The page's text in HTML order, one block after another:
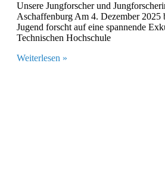
Unsere Jungforscher und
Aschaffenburg Am 4. Dezember 2025
Jugend forscht auf eine spannende
Technischen Hochschule
Weiterlesen »